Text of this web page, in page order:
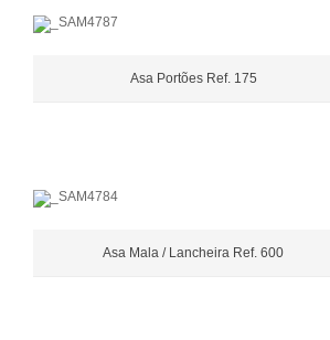
Asa Portões Ref. 175
Asa Mala / Lancheira Ref. 600